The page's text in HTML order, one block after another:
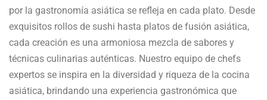
por la gastronomía asiática se refleja en cada plato. Desde
exquisitos rollos de sushi hasta platos de fusión asiática,
cada creación es una armoniosa mezcla de sabores y
técnicas culinarias auténticas. Nuestro equipo de chefs
expertos se inspira en la diversidad y riqueza de la cocina
asiática, brindando una experiencia gastronómica que